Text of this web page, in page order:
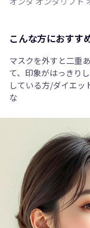
こんな方におすす
マスクを外すと二重
て、印象がはっきり
している方/ダイエッ
な